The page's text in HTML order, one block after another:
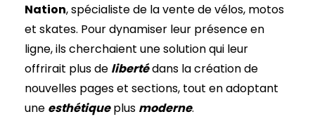
Nation, spécialiste de la vente de vélos, motos
et skates. Pour dynamiser leur présence en
ligne, ils cherchaient une solution qui leur
offrirait plus de libertédans la création de
nouvelles pages et sections, tout en adoptant
une esthétiqueplus moderne.